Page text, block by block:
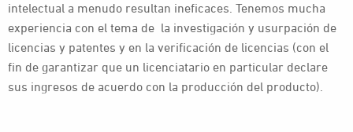
intelectual a menudo resultan ineficaces. Tenemos mucha
experiencia con el tema de la investigación y usurpación de
licencias y patentes y en la verificación de licencias (con el
fin de garantizar que un licenciatario en particular declare
sus ingresos de acuerdo con la producción del producto).